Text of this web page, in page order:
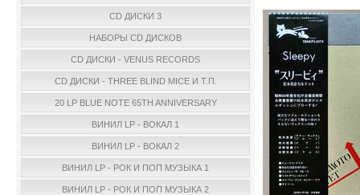
CD ДИСКИ 3
НАБОРЫ CD ДИСКОВ
CD ДИСКИ - VENUS RECORDS
CD ДИСКИ - THREE BLIND MICE И Т.П.
20 LP BLUE NOTE 65TH ANNIVERSARY
ВИНИЛ LP - ВОКАЛ 1
ВИНИЛ LP - ВОКАЛ 2
ВИНИЛ LP - РОК И ПОП МУЗЫКА 1
ВИНИЛ LP - РОК И ПОП МУЗЫКА 2